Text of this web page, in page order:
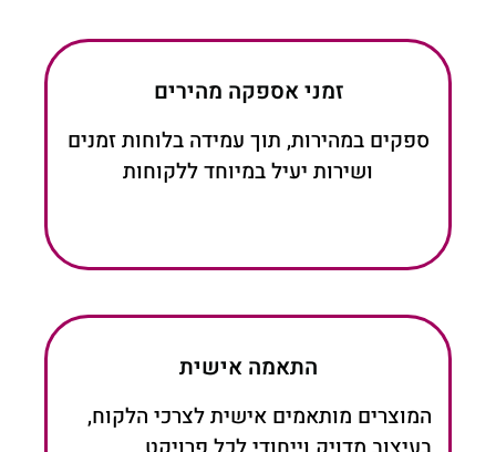
זמני אספקה מהירים
ספקים במהירות, תוך עמידה בלוחות זמנים
ושירות יעיל במיוחד ללקוחות
התאמה אישית
המוצרים מותאמים אישית לצרכי הלקוח,